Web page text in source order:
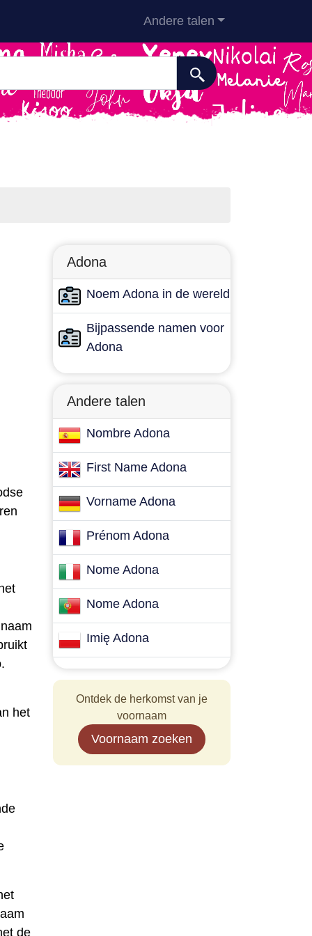
Andere talen
het
de
Adona
Noem Adona in de wereld
Bijpassende namen voor
Adona
Andere talen
Nombre Adona
First Name Adona
Vorname Adona
Prénom Adona
Nome Adona
Nome Adona
Imię Adona
Ontdek de herkomst van je
voornaam
Voornaam zoeken